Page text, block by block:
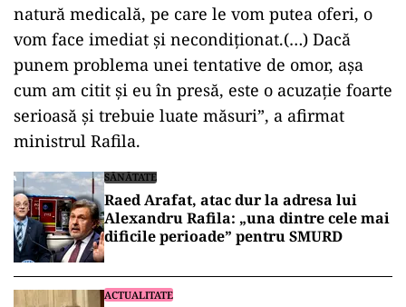
natură medicală, pe care le vom putea oferi, o
vom face imediat şi necondiţionat.(…) Dacă
punem problema unei tentative de omor, aşa
cum am citit şi eu în presă, este o acuzaţie foarte
serioasă şi trebuie luate măsuri”, a afirmat
ministrul Rafila.
SĂNĂTATE
Raed Arafat, atac dur la adresa lui
Alexandru Rafila: „una dintre cele mai
dificile perioade” pentru SMURD
ACTUALITATE